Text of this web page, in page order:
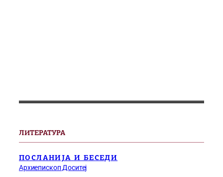
ЛИТЕРАТУРА
ПОСЛАНИЈА И БЕСЕДИ
Архиепископ Доситеј